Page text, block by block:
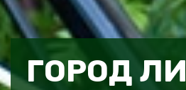
ГОРОД